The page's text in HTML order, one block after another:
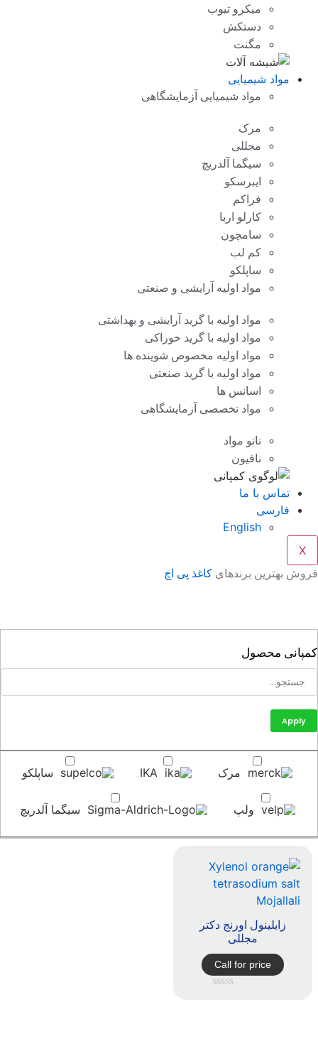
میکرو تیوب
دستکش
مگنت
مواد شیمیایی
مواد شیمیایی آزمایشگاهی
مرک
مجللی
سیگما آلدریچ
ایبرسکو
فراکم
کارلو اربا
سامچون
کم لب
ساپلکو
مواد اولیه آرایشی و صنعتی
مواد اولیه با گرید آرایشی و بهداشتی
مواد اولیه با گرید خوراکی
مواد اولیه مخصوص شوینده ها
مواد اولیه با گرید صنعتی
اسانس ها
مواد تخصصی آزمایشگاهی
نانو مواد
نافیون
تماس با ما
فارسی
English
بهترین برندهایکاغذ پی اچ
محصول
Apply
مرک IKA ساپلکو
ولپ سیگما آلدریچ
زایلینول اورنج دکتر
مجللی
Call for price